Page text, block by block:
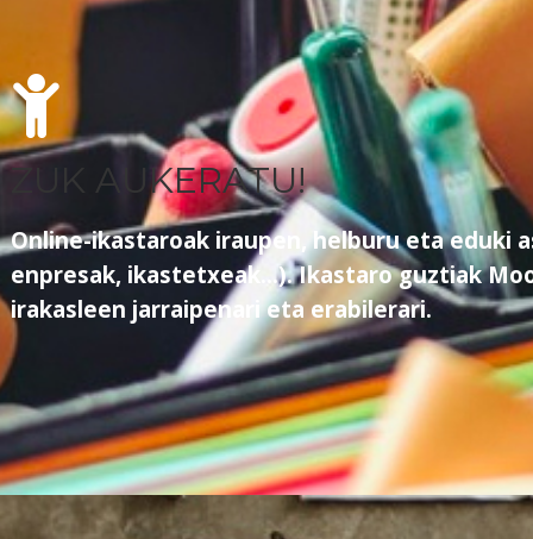
ZUK AUKERATU!
Online-ikastaroak iraupen, helburu eta eduki
enpresak, ikastetxeak…). Ikastaro guztiak
irakasleen jarraipenari eta erabilerari.